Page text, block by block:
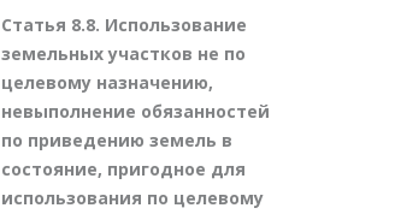
Статья 8.8. Использование
земельных участков не по
целевому назначению,
невыполнение обязанностей
по приведению земель в
состояние, пригодное для
использования по целевому